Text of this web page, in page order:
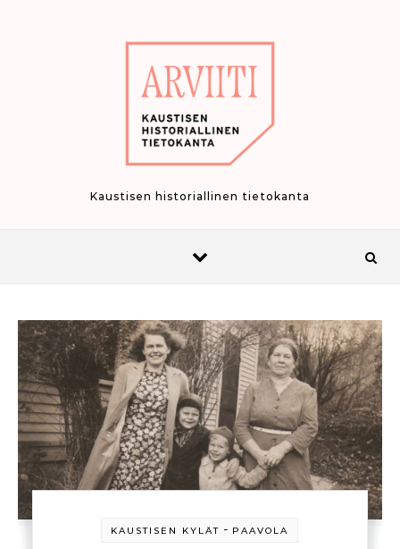
Kaustisen historiallinen tietokanta
KAUSTISEN KYLÄT - PAAVOLA